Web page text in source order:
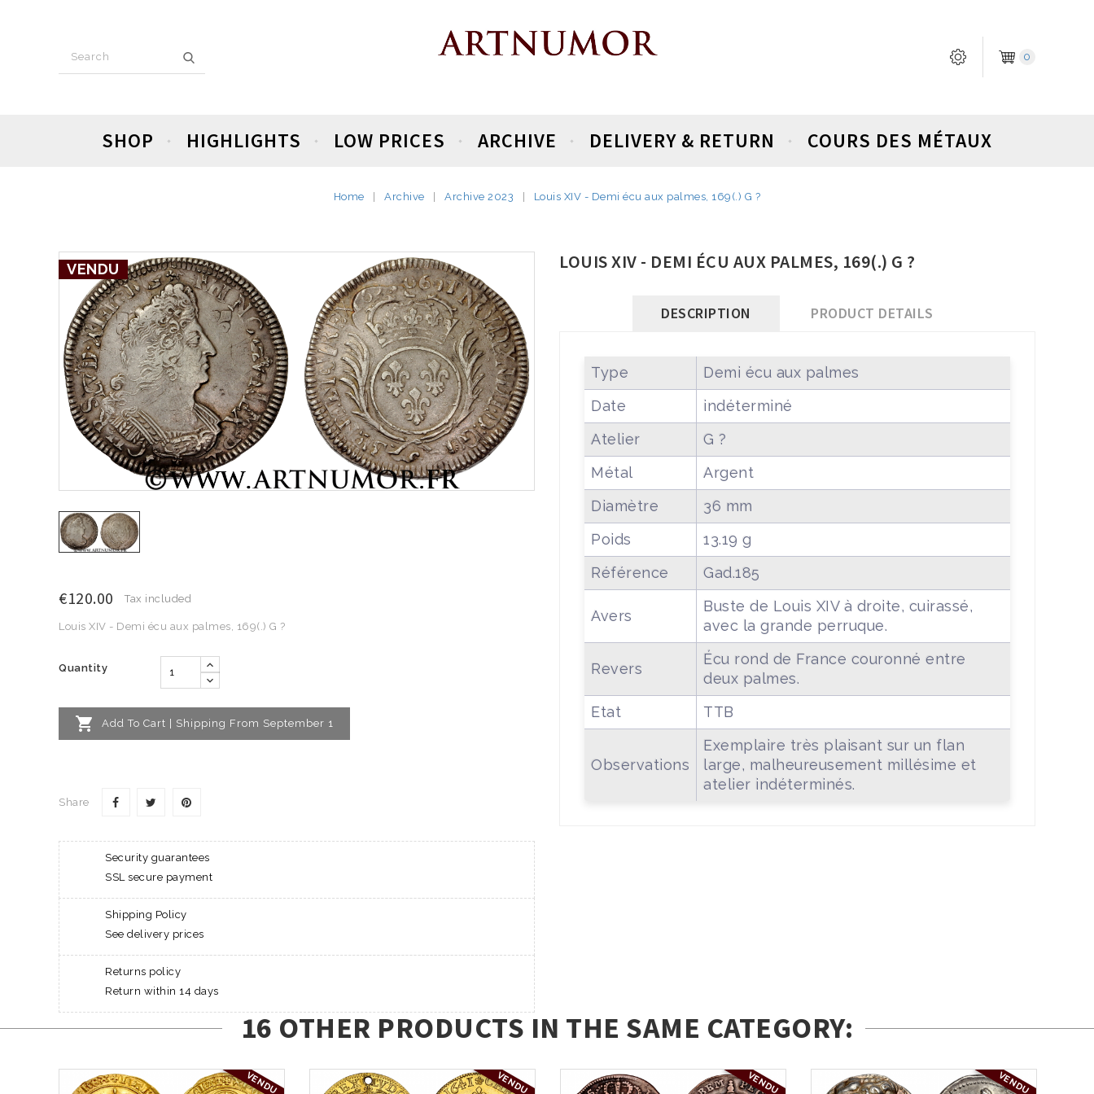
0
SHOP HIGHLIGHTS LOW PRICES ARCHIVE DELIVERY & RETURN COURS DES MÉTAUX
Home Archive Archive 2023 Louis XIV - Demi écu aux palmes, 169(.) G ?
VENDU
€120.00 Tax included
Louis XIV - Demi écu aux palmes, 169(.) G ?
Quantity
 Add To Cart | Shipping From September 1
Share
Security guarantees
SSL secure payment
Shipping Policy
See delivery prices
Returns policy
Return within 14 days
LOUIS XIV - DEMI ÉCU AUX PALMES, 169(.) G ?
DESCRIPTION PRODUCT DETAILS
Type
Demi écu aux palmes
Date
indéterminé
Atelier
G ?
Métal
Argent
Diamètre
36 mm
Poids
13.19 g
Référence
Gad.185
Avers
Buste de Louis XIV à droite, cuirassé,
avec la grande perruque.
Revers
Écu rond de France couronné entre
deux palmes.
Etat
TTB
Observations
Exemplaire très plaisant sur un flan
large, malheureusement millésime et
atelier indéterminés.
16 OTHER PRODUCTS IN THE SAME CATEGORY:
VENDU VENDU VENDU VENDU